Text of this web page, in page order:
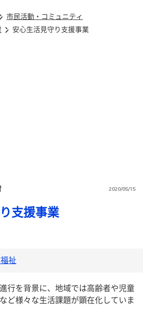
市民活動・コミュニティ
安心生活見守り支援事業
2020/05/15
支援事業
祉
行を背景に、地域では高齢者や児童
ど様々な生活課題が顕在化していま